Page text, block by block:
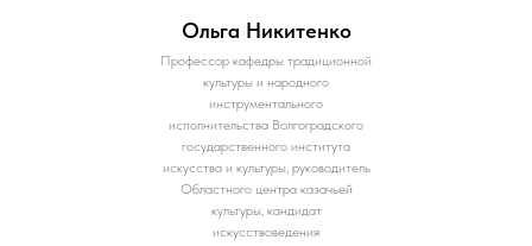
Ольга Никитенко
Профессор кафедры традиционной
культуры и народного
инструментального
исполнительства Волгоградского
государственного института
искусства и культуры, руководитель
Областного центра казачьей
культуры, кандидат
искусствоведения